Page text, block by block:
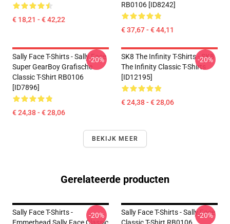
€ 18,21 - € 42,22
RB0106 [ID8242]
€ 37,67 - € 44,11
Sally Face T-Shirts - Sally Face
Super GearBoy Grafische
Classic T-Shirt RB0106
[ID7896]
€ 24,38 - € 28,06
-20%
SK8 The Infinity T-Shirts - SK8
The Infinity Classic T-Shirts
[ID12195]
€ 24,38 - € 28,06
-20%
BEKIJK MEER
Gerelateerde producten
Sally Face T-Shirts -
-20%
Sally Face T-Shirts - Sally Face
-20%